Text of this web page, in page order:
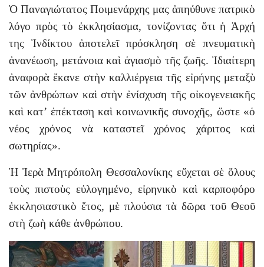
Ὁ Παναγιώτατος Ποιμενάρχης μας ἀπηύθυνε πατρικὸ
λόγο πρὸς τὸ ἐκκλησίασμα, τονίζοντας ὅτι ἡ Ἀρχή
της Ἰνδίκτου ἀποτελεῖ πρόσκληση σὲ πνευματικὴ
ἀνανέωση, μετάνοια καὶ ἁγιασμὸ τῆς ζωῆς. Ἰδιαίτερη
ἀναφορὰ ἔκανε στὴν καλλιέργεια τῆς εἰρήνης μεταξὺ
τῶν ἀνθρώπων καὶ στὴν ἐνίσχυση τῆς οἰκογενειακῆς
καὶ κατ’ ἐπέκταση καὶ κοινωνικῆς συνοχῆς, ὥστε «ὁ
νέος χρόνος νὰ καταστεῖ χρόνος χάριτος καὶ
σωτηρίας».
Ἡ Ἱερὰ Μητρόπολη Θεσσαλονίκης εὔχεται σὲ ὅλους
τοὺς πιστοὺς εὐλογημένο, εἰρηνικὸ καὶ καρποφόρο
ἐκκλησιαστικὸ ἔτος, μὲ πλούσια τὰ δῶρα τοῦ Θεοῦ
στὴ ζωὴ κάθε ἀνθρώπου.